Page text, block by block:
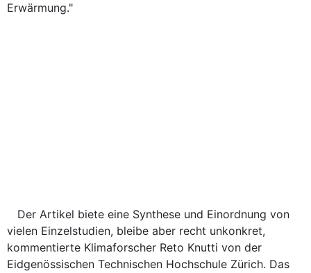
Erwärmung."
Der Artikel biete eine Synthese und Einordnung von
vielen Einzelstudien, bleibe aber recht unkonkret,
kommentierte Klimaforscher Reto Knutti von der
Eidgenössischen Technischen Hochschule Zürich. Das